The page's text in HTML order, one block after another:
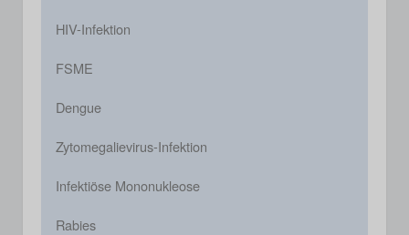
HIV-Infektion
FSME
Dengue
Zytomegalievirus-Infektion
Infektiöse Mononukleose
Rabies